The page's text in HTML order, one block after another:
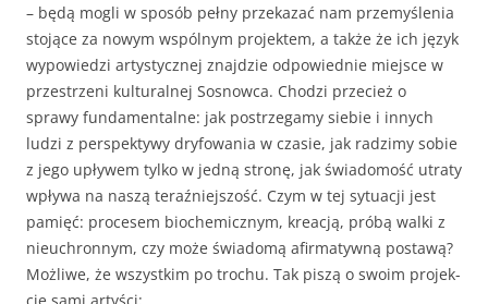
– będą mogli w sposób pełny przekazać nam prze­myśle­nia
sto­jące za nowym wspól­nym pro­jek­tem, a także że ich język
wypowiedzi artysty­cznej zna­jdzie odpowied­nie miejsce w
przestrzeni kul­tur­al­nej Sos­now­ca. Chodzi prze­cież o
sprawy fun­da­men­talne: jak postrzegamy siebie i innych
ludzi z per­spek­ty­wy dry­fowa­nia w cza­sie, jak radz­imy sobie
z jego upły­wem tylko w jed­ną stronę, jak świado­mość utraty
wpły­wa na naszą ter­aźniejs­zość. Czym w tej sytu­acji jest
pamięć: pro­ce­sem bio­chemicznym, kreacją, próbą wal­ki z
nieuchron­nym, czy może świadomą afir­maty­wną postawą?
Możli­we, że wszys­tkim po trochu. Tak piszą o swoim pro­jek­